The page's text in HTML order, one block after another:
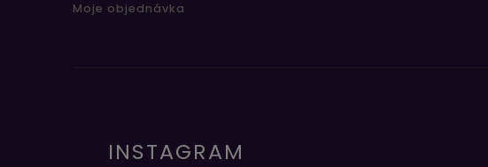
Moje objednávka
INSTAGRAM